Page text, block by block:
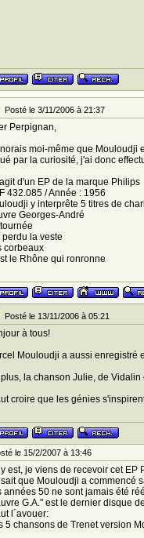
le 3/11/2006 à 21:37
Perpignan,
moi-même que Mouloudji
par la curiosité, j'ai donc
d'un EP de la marque Philips
432.085 / Année : 1956
y interprête 5 titres de
Georges-André
perdu la veste
corbeaux
le Rhône qui ronronne
le 13/11/2006 à 05:21
à tous!
Mouloudji a aussi enregistré
plus, la chanson Julie, de
croire que les génies
le 15/2/2007 à 13:46
est, je viens de recevoir cet EP
que Mouloudji a commencé
années 50 ne sont jamais été
G.A." est le dernier disque
l´avouer:
5 chansons de Trenet version